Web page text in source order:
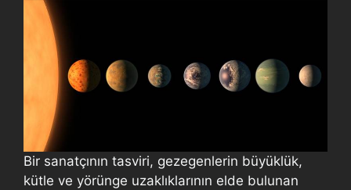
Bir sanatçının tasviri, gezegenlerin büyüklük,
kütle ve yörünge uzaklıklarının elde bulunan